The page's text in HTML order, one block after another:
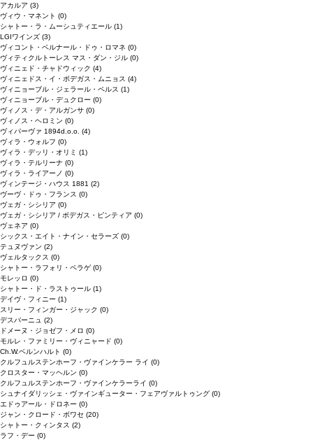
アカルア (3)
ヴィウ・マネント (0)
シャトー・ラ・ムーシュティエール (1)
LGIワインズ (3)
ヴィコント・ベルナール・ドゥ・ロマネ (0)
ヴィティクルトーレス マス・ダン・ジル (0)
ヴィニェド・チャドウィック (4)
ヴィニェドス・イ・ボデガス・ムニョス (4)
ヴィニョーブル・ジェラール・ペルス (1)
ヴィニョーブル・デュクロー (0)
ヴィノス・デ・アルガンサ (0)
ヴィノス・ヘロミン (0)
ヴィパーヴァ 1894d.o.o. (4)
ヴィラ・ウォルフ (0)
ヴィラ・デッリ・オリミ (1)
ヴィラ・テルリーナ (0)
ヴィラ・ライアーノ (0)
ヴィンテージ・ハウス 1881 (2)
ヴーヴ・ドゥ・フランス (0)
ヴェガ・シシリア (0)
ヴェガ・シシリア / ボデガス・ピンティア (0)
ヴェネア (0)
シックス・エイト・ナイン・セラーズ (0)
テュヌヴァン (2)
ヴェルタックス (0)
シャトー・ラフォリ・ペラゲ (0)
モレッロ (0)
シャトー・ド・ラストゥール (1)
デイヴ・フィニー (1)
スリー・フィンガー・ジャック (0)
デスパーニュ (2)
ドメーヌ・ジョゼフ・メロ (0)
モルレ・ファミリー・ヴィニャード (0)
Ch.W.ベルンハルト (0)
クルフュルステンホーフ・ヴァインケラー ライ (0)
クロスター・マッヘルン (0)
クルフュルステンホーフ・ヴァインケラーライ (0)
シュナイダリッシェ・ヴァインギューター・フェアヴァルトゥング (0)
エドゥアール・ドロネー (0)
ジャン・クロード・ボワセ (20)
シャトー・クィンタス (2)
ラフ・デー (0)